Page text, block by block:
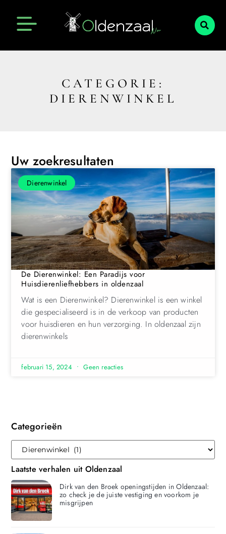
CATEGORIE:
DIERENWINKEL
Uw zoekresultaten
Dierenwinkel
De Dierenwinkel: Een Paradijs voor
Huisdierenliefhebbers in oldenzaal
Wat is een Dierenwinkel? Dierenwinkel is een winkel
die gespecialiseerd is in de verkoop van producten
voor huisdieren en hun verzorging. In oldenzaal zijn
dierenwinkels
februari 15, 2024 Geen reacties
Categorieën
Laatste verhalen uit Oldenzaal
Dirk van den Broek openingstijden in Oldenzaal:
zo check je de juiste vestiging en voorkom je
misgrijpen